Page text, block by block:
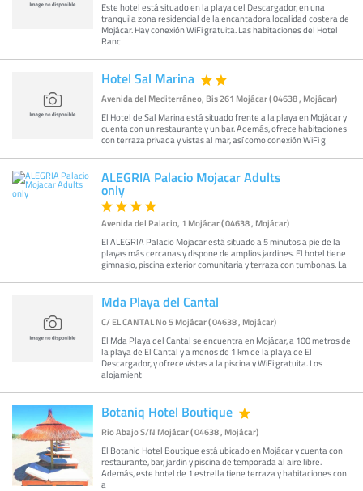
Este hotel está situado en la playa del Descargador, en una
tranquila zona residencial de la encantadora localidad costera de
Mojácar. Hay conexión WiFi gratuita. Las habitaciones del Hotel
Ranc
Hotel Sal Marina
Avenida del Mediterráneo, Bis 261 Mojácar ( 04638 , Mojácar)
El Hotel de Sal Marina está situado frente a la playa en Mojácar y
cuenta con un restaurante y un bar. Además, ofrece habitaciones
con terraza privada y vistas al mar, así como conexión WiFi g
ALEGRIA Palacio Mojacar Adults
only
Avenida del Palacio, 1 Mojácar ( 04638 , Mojácar)
El ALEGRIA Palacio Mojacar está situado a 5 minutos a pie de la
playas más cercanas y dispone de amplios jardines. El hotel tiene
gimnasio, piscina exterior comunitaria y terraza con tumbonas. La
Mda Playa del Cantal
C/ EL CANTAL No 5 Mojácar ( 04638 , Mojácar)
El Mda Playa del Cantal se encuentra en Mojácar, a 100 metros de
la playa de El Cantal y a menos de 1 km de la playa de El
Descargador, y ofrece vistas a la piscina y WiFi gratuita. Los
alojamient
Botaniq Hotel Boutique
Rio Abajo S/N Mojácar ( 04638 , Mojácar)
El Botaniq Hotel Boutique está ubicado en Mojácar y cuenta con
restaurante, bar, jardín y piscina de temporada al aire libre.
Además, este hotel de 1 estrella tiene terraza y habitaciones con
a